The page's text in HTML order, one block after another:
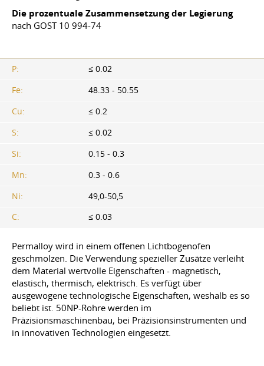
Die prozentuale Zusammensetzung der Legierung
nach GOST 10 994-74
P:
≤ 0.02
Fe:
48.33 - 50.55
Cu:
≤ 0.2
S:
≤ 0.02
Si:
0.15 - 0.3
Mn:
0.3 - 0.6
Ni:
49,0-50,5
C:
≤ 0.03
Permalloy wird in einem offenen Lichtbogenofen
geschmolzen. Die Verwendung spezieller Zusätze verleiht
dem Material wertvolle Eigenschaften - magnetisch,
elastisch, thermisch, elektrisch. Es verfügt über
ausgewogene technologische Eigenschaften, weshalb es so
beliebt ist. 50NP-Rohre werden im
Präzisionsmaschinenbau, bei Präzisionsinstrumenten und
in innovativen Technologien eingesetzt.